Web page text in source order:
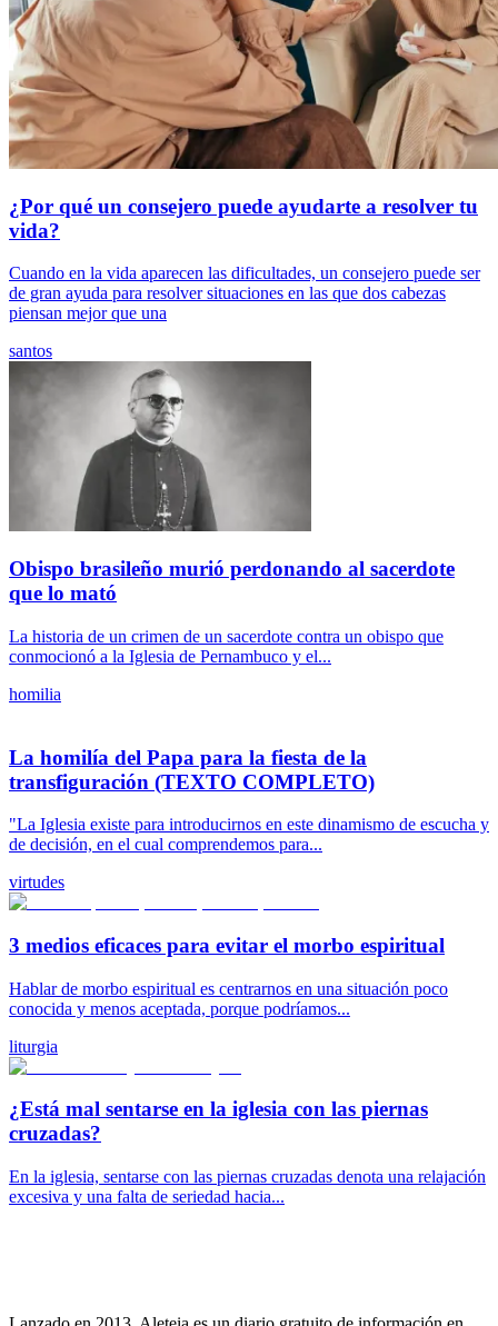
¿Por qué un consejero puede ayudarte a resolver tu
vida?
Cuando en la vida aparecen las dificultades, un consejero puede ser
de gran ayuda para resolver situaciones en las que dos cabezas
piensan mejor que una
santos
Obispo brasileño murió perdonando al sacerdote
que lo mató
La historia de un crimen de un sacerdote contra un obispo que
conmocionó a la Iglesia de Pernambuco y el...
homilia
La homilía del Papa para la fiesta de la
transfiguración (TEXTO COMPLETO)
"La Iglesia existe para introducirnos en este dinamismo de escucha y
de decisión, en el cual comprendemos para...
virtudes
3 medios eficaces para evitar el morbo espiritual
Hablar de morbo espiritual es centrarnos en una situación poco
conocida y menos aceptada, porque podríamos...
liturgia
¿Está mal sentarse en la iglesia con las piernas
cruzadas?
En la iglesia, sentarse con las piernas cruzadas denota una relajación
excesiva y una falta de seriedad hacia...